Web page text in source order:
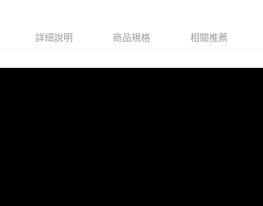
４．使用「AFTEE先享後付」時，將依據個別帳號之用戶狀況，依本公司即
詳細說明 商品規格 相關推薦